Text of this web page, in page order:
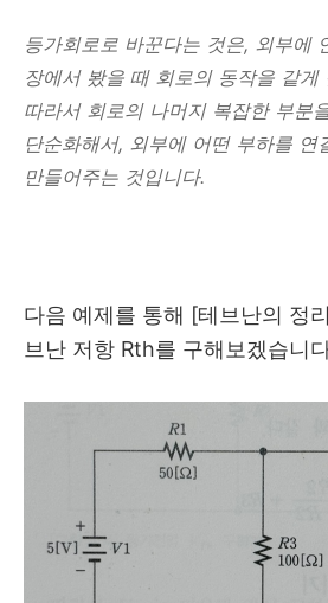
등가회로로 바꾼다는 것은, 외부에
장에서 봤을 때 회로의 동작을 같게
따라서 회로의 나머지 복잡한 부분
단순화해서, 외부에 어떤 부하를 연
만들어주는 것입니다.
다음 예제를 통해 [테브난의 정
브난 저항 Rth를 구해보겠습니